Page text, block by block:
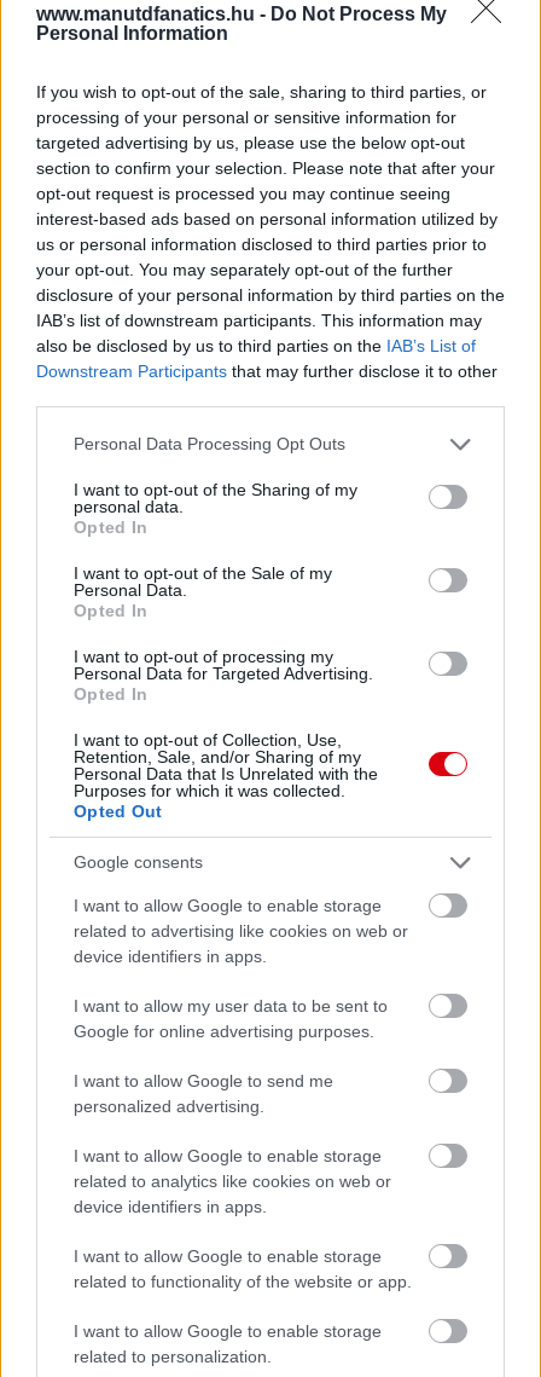
www.manutdfanatics.hu - Do Not Process My
Personal Information
If you wish to opt-out of the sale, sharing to third parties, or
processing of your personal or sensitive information for
targeted advertising by us, please use the below opt-out
section to confirm your selection. Please note that after your
opt-out request is processed you may continue seeing
interest-based ads based on personal information utilized by
us or personal information disclosed to third parties prior to
your opt-out. You may separately opt-out of the further
disclosure of your personal information by third parties on the
IAB’s list of downstream participants. This information may
also be disclosed by us to third parties on the IAB’s List of
Downstream Participants that may further disclose it to other
Please note that this website/app uses one or more Google
not limited to your visit or usage behaviour. You may click to
grant or deny consent to Google and its third-party tags to
use your data for below specified purposes in below Google
consent section.
Personal Data Processing Opt Outs
I want to opt-out of the Sharing of my
personal data.
Opted In
I want to opt-out of the Sale of my
Personal Data.
Opted In
I want to opt-out of processing my
Personal Data for Targeted Advertising.
Opted In
I want to opt-out of Collection, Use,
Retention, Sale, and/or Sharing of my
Personal Data that Is Unrelated with the
Purposes for which it was collected.
Opted Out
Google consents
I want to allow Google to enable storage
related to advertising like cookies on web or
device identifiers in apps.
I want to allow my user data to be sent to
Google for online advertising purposes.
I want to allow Google to send me
personalized advertising.
I want to allow Google to enable storage
related to analytics like cookies on web or
device identifiers in apps.
I want to allow Google to enable storage
related to functionality of the website or app.
I want to allow Google to enable storage
related to personalization.
Meccs Center
Paris Saint-Germain
Felkészülési szezon 4. mérkőzés
Nya Ullevi, Göteborg
2026-08-08 17:00
AC MilanvsManchester United2026-08-15 18:00